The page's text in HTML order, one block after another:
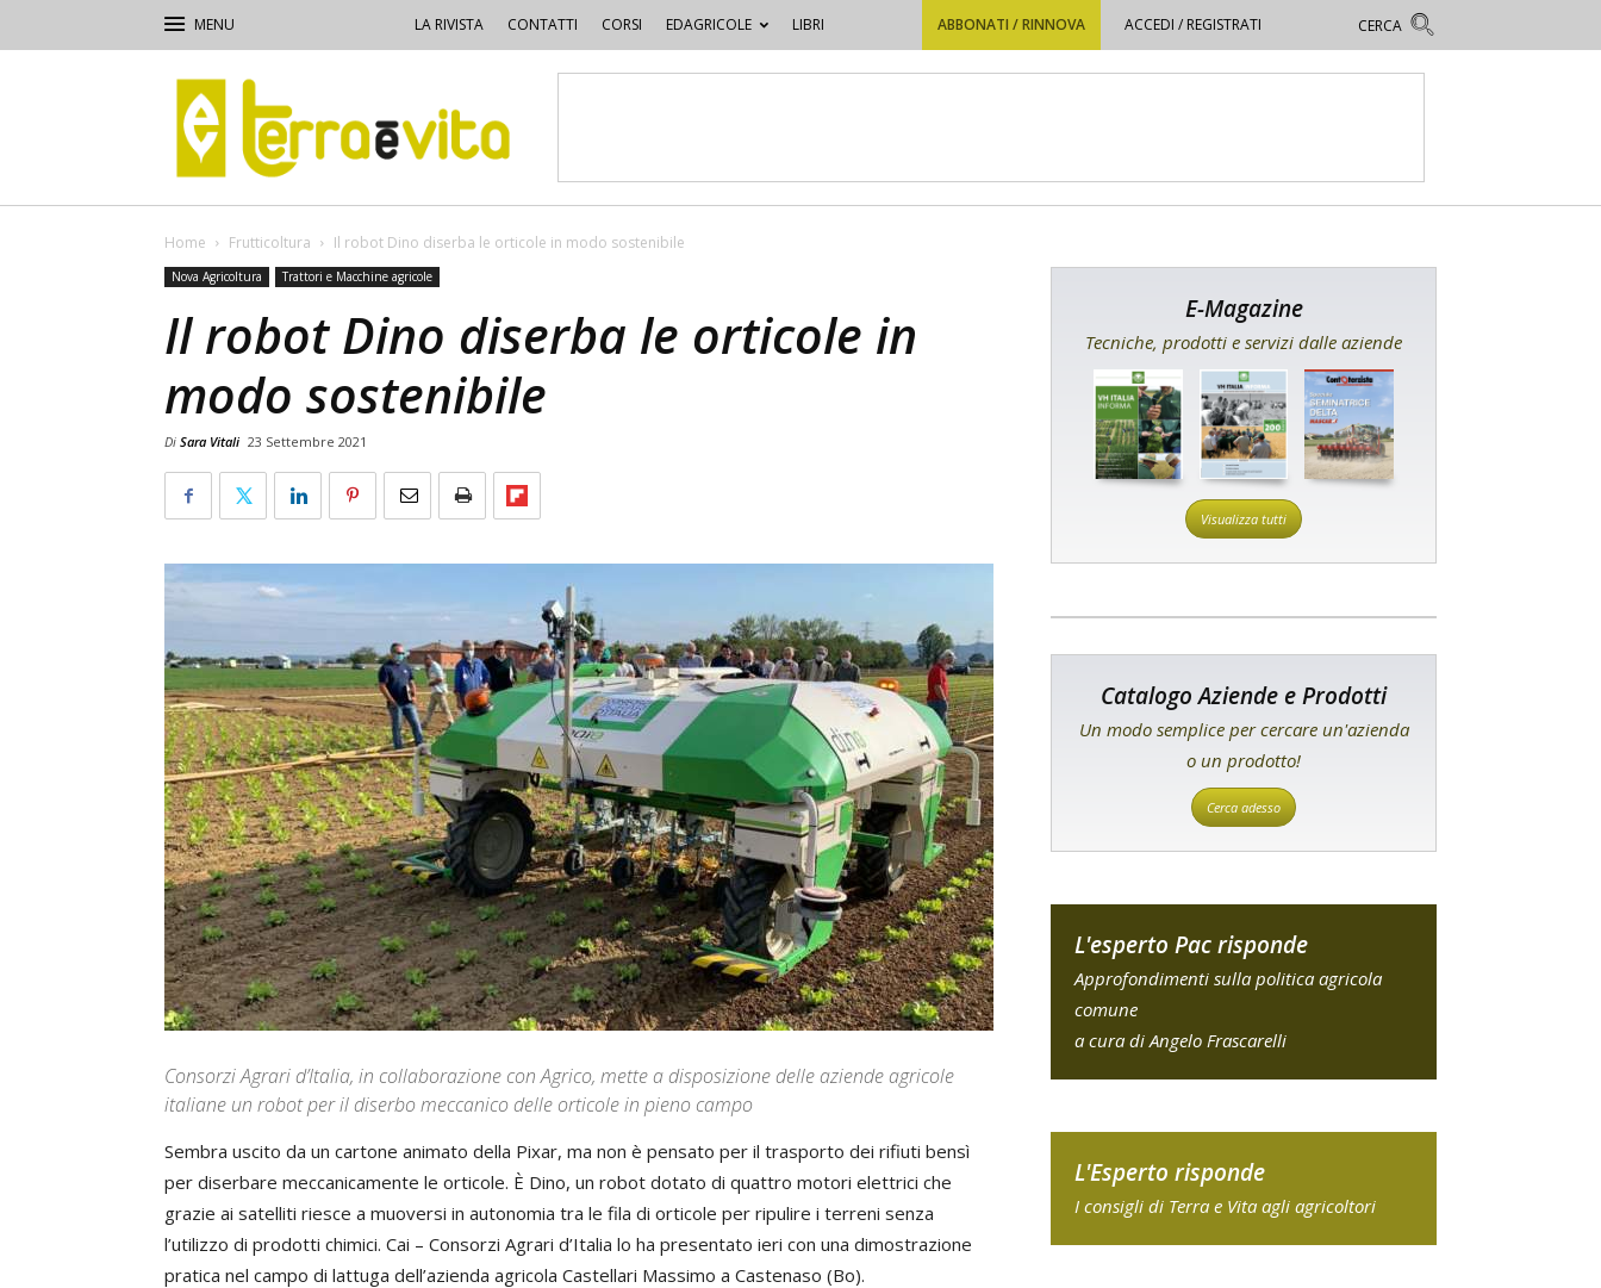
LA RIVISTA CONTATTI CORSI EDAGRICOLE LIBRI ABBONATI / RINNOVA ACCEDI / REGISTRATI
Terra
e
Vita
Home Frutticoltura Il robot Dino diserba le orticole in modo sostenibile
Nova Agricoltura Trattori e Macchine agricole
Il robot Dino diserba le orticole in
modo sostenibile
Di Sara Vitali 23 Settembre 2021
Consorzi Agrari d’Italia, in collaborazione con Agrico, mette a disposizione delle aziende agricole
italiane un robot per il diserbo meccanico delle orticole in pieno campo
Sembra uscito da un cartone animato della Pixar, ma non è pensato per il trasporto dei rifiuti bensì
per diserbare meccanicamente le orticole. È Dino, un robot dotato di quattro motori elettrici che
grazie ai satelliti riesce a muoversi in autonomia tra le fila di orticole per ripulire i terreni senza
l’utilizzo di prodotti chimici. Cai – Consorzi Agrari d’Italia lo ha presentato ieri con una dimostrazione
pratica nel campo di lattuga dell’azienda agricola Castellari Massimo a Castenaso (Bo).
E-Magazine
Tecniche, prodotti e servizi dalle aziende
Visualizza tutti
Catalogo Aziende e Prodotti
Un modo semplice per cercare un'azienda
o un prodotto!
Cerca adesso
L'esperto Pac risponde
Approfondimenti sulla politica agricola
comune
a cura di Angelo Frascarelli
L'Esperto risponde
I consigli di Terra e Vita agli agricoltori